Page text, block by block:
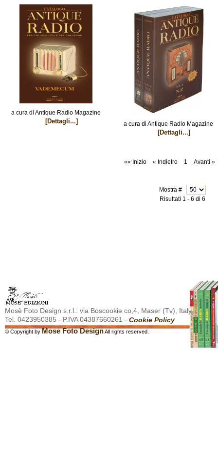
a cura di Antique Radio Magazine
[Dettagli...] a cura di Antique Radio Magazine
[Dettagli...]
«« Inizio « Indietro 1 Avanti »
Mostra #
Risultati 1 - 6 di 6
Mosè Foto Design s.r.l.: via Boscookie co,4, Maser (Tv), Italy.
Tel. 0423950385 - P.IVA 04387660261 - Cookie Policy
© Copyright by Mose Foto DesignAll rights reserved.